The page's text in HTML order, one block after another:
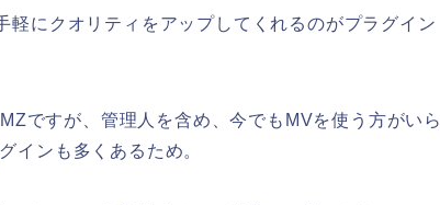
軽にクオリティをアップしてくれるのがプラグイン
ですが、管理人を含め、今でもMVを使う方がいら
インも多くあるため。